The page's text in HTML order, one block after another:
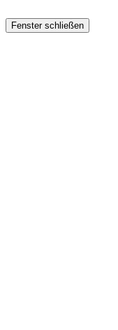
Fenster schließen